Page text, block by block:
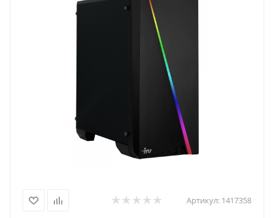
Артикул: 1417358